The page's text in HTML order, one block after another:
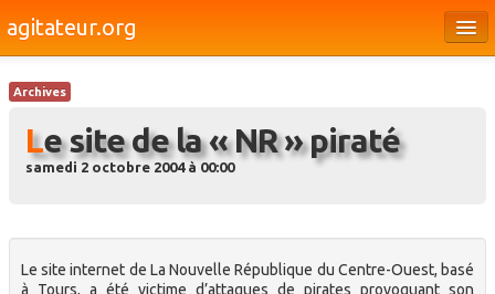
agitateur.org
Société
Médias
Dossiers
Archives
Le site de la « NR » piraté
samedi 2 octobre 2004 à 00:00
Le site internet de La Nouvelle République du Centre-Ouest, basé
à Tours, a été victime d’attaques de pirates provoquant son